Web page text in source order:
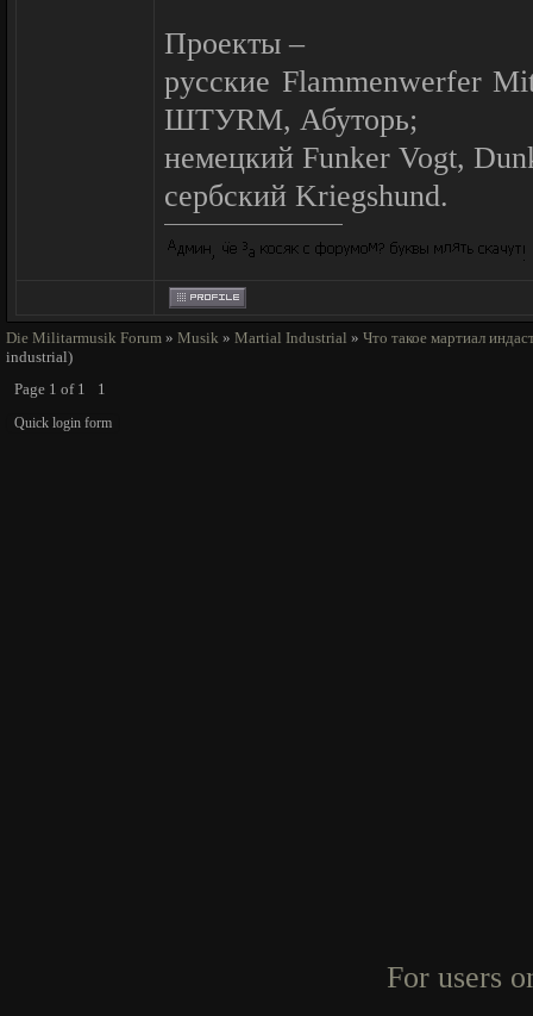
Проекты –
русские Flammenwerfer
ШТУRМ, Абуторь;
немецкий Funker Vogt,
сербский Kriegshund.
Die Militarmusik Forum » Musik » Martial Industrial » Что такое мартиал
industrial)
Page 1 of 1 1
For users